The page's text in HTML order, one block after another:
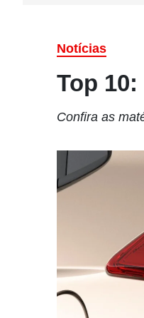
Notícias
Top
Confira as